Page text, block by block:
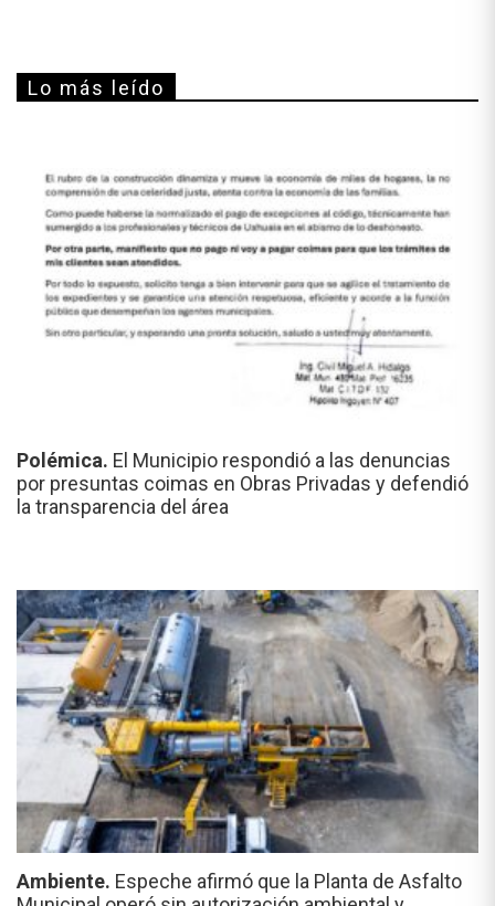
Lo más leído
Polémica. El Municipio respondió a las denuncias
por presuntas coimas en Obras Privadas y defendió
la transparencia del área
Ambiente. Espeche afirmó que la Planta de Asfalto